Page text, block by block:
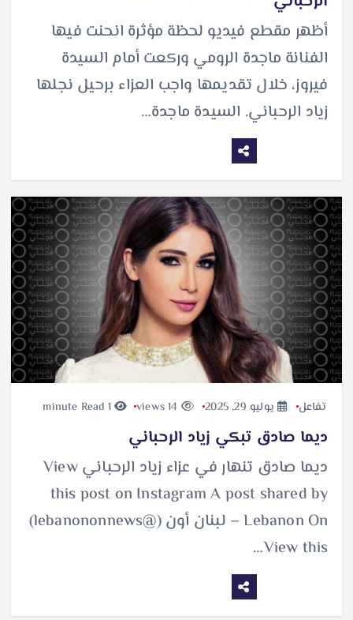
أظهر مقطع فيديو لحظة مؤثرة انحنت فيها
الفنانة ماجدة الرومي وركعت أمام السيدة
فيروز، خلال تقديمها واجب العزاء برحيل نجلها
زياد الرحباني. السيدة ماجدة…
تفاعل يوليو 29, 2025 1 minute Read
ديما صادق تبكي زياد الرحباني
ديما صادق تنهار في عزاء زياد الرحباني View
this post on Instagram A post shared by
Lebanon On – لبنان أون (@lebanononnews)
View this…